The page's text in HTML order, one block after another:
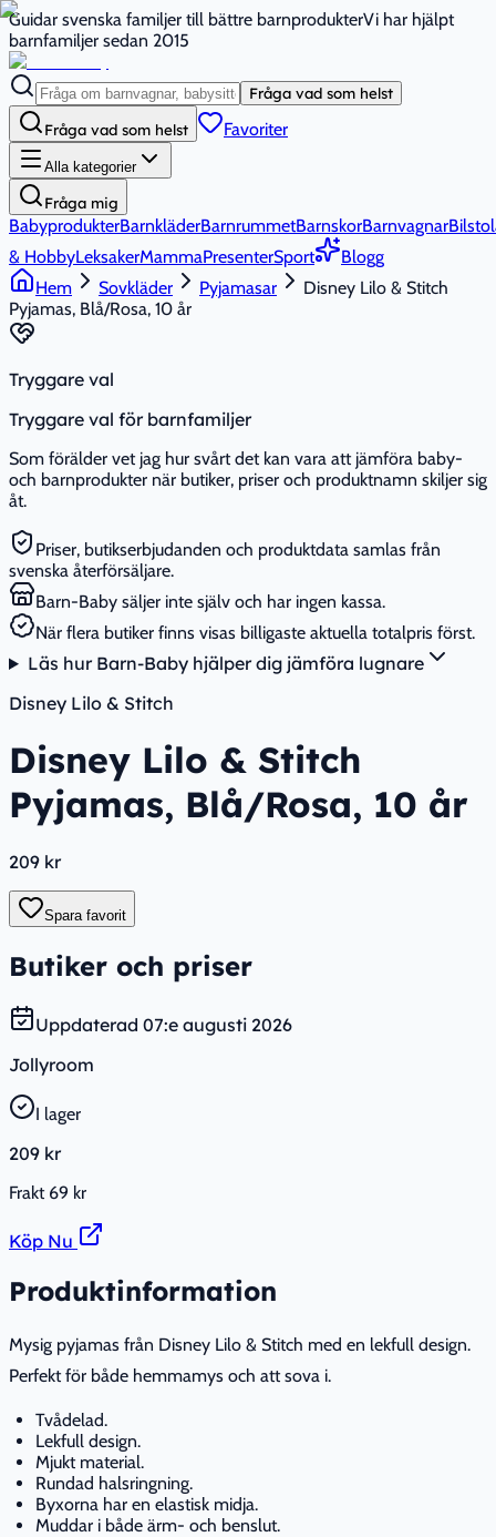
Guidar svenska familjer till bättre barnprodukterVi har hjälpt
barnfamiljer sedan 2015
Fråga vad som helst
Fråga vad som helst Favoriter
Alla kategorier
Fråga mig
BabyprodukterBarnkläderBarnrummetBarnskorBarnvagnar
& HobbyLeksakerMammaPresenterSport
Blogg
Hem
Sovkläder Pyjamasar
Disney Lilo & Stitch
Pyjamas, Blå/Rosa, 10 år
Tryggare val
Tryggare val för barnfamiljer
Som förälder vet jag hur svårt det kan vara att jämföra baby-
och barnprodukter när butiker, priser och produktnamn skiljer sig
åt.
Priser, butikserbjudanden och produktdata samlas från
svenska återförsäljare.
Barn-Baby säljer inte själv och har ingen kassa.
När flera butiker finns visas billigaste aktuella totalpris först.
Läs hur Barn-Baby hjälper dig jämföra lugnare
Disney Lilo & Stitch
Disney Lilo & Stitch
Pyjamas, Blå/Rosa, 10 år
209 kr
Spara favorit
Butiker och priser
Uppdaterad 07:e augusti 2026
Jollyroom
I lager
209 kr
Frakt 69 kr
Köp Nu
Produktinformation
Mysig pyjamas från Disney Lilo & Stitch med en lekfull design.
Perfekt för både hemmamys och att sova i.
Tvådelad.
Lekfull design.
Mjukt material.
Rundad halsringning.
Byxorna har en elastisk midja.
Muddar i både ärm- och benslut.